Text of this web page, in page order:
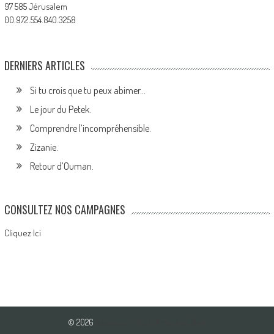
97 585 Jérusalem
00.972.554.840.3258
DERNIERS ARTICLES
Si tu crois que tu peux abimer…
Le jour du Petek.
Comprendre l’incompréhensible.
Zizanie.
Retour d’Ouman.
CONSULTEZ NOS CAMPAGNES
Cliquez Ici
© 2026